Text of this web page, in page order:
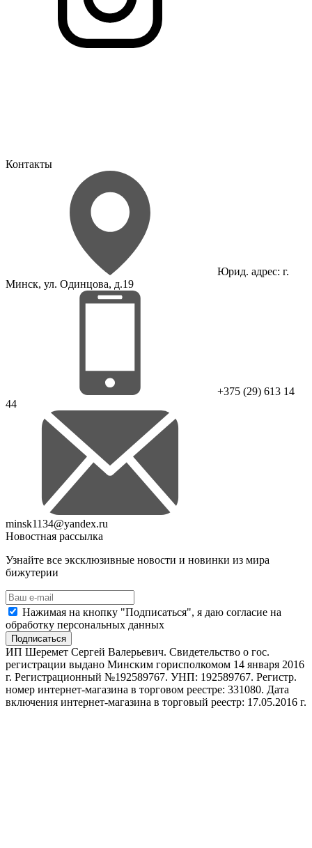
Контакты
Юрид. адрес: г.
Минск, ул. Одинцова, д.19
+375 (29) 613 14
44
minsk1134@yandex.ru
Новостная рассылка
Узнайте все эксклюзивные новости и новинки из мира
бижутерии
Нажимая на кнопку "Подписаться", я даю согласие на
обработку персональных данных
Подписаться
ИП Шеремет Сергей Валерьевич. Свидетельство о гос.
регистрации выдано Минским горисполкомом 14 января 2016
г. Регистрационный №192589767. УНП: 192589767. Регистр.
номер интернет-магазина в торговом реестре: 331080. Дата
включения интернет-магазина в торговый реестр: 17.05.2016 г.